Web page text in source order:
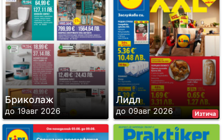
Бриколаж
до 19авг 2026 Изтича
Лидл
до 09авг 2026